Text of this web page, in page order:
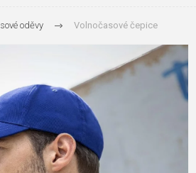
oděvy Volnočasové čepice